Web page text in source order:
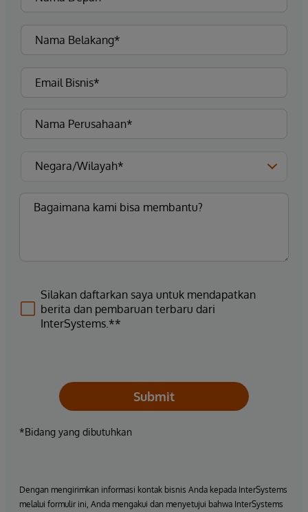
Silakan daftarkan saya untuk mendapatkan
berita dan pembaruan terbaru dari
InterSystems.**
Submit
*Bidang yang dibutuhkan
Dengan mengirimkan informasi kontak bisnis Anda kepada InterSystems
melalui formulir ini, Anda mengakui dan menyetujui bahwa InterSystems